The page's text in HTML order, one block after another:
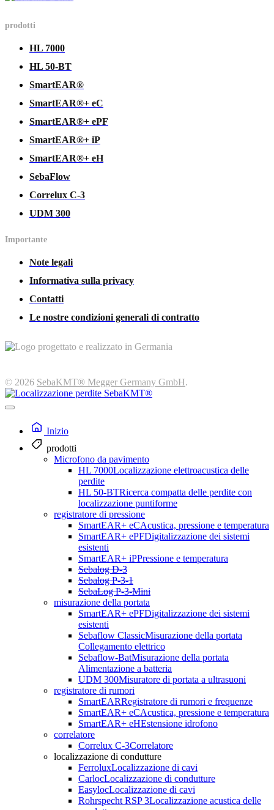
prodotti
HL 7000
HL 50-BT
SmartEAR®
SmartEAR®+ eC
SmartEAR®+ ePF
SmartEAR®+ iP
SmartEAR®+ eH
SebaFlow
Correlux C-3
UDM 300
Importante
Note legali
Informativa sulla privacy
Contatti
Le nostre condizioni generali di contratto
© 2026 SebaKMT® Megger Germany GmbH.
Inizio
prodotti
Microfono da pavimento
HL 7000Localizzazione elettroacustica delle
perdite
HL 50-BTRicerca compatta delle perdite con
localizzazione puntiforme
registratore di pressione
SmartEAR+ eCAcustica, pressione e temperatura
SmartEAR+ ePFDigitalizzazione dei sistemi
esistenti
SmartEAR+ iPPressione e temperatura
Sebalog D-3
Sebalog P-3-1
SebaLog P-3-Mini
misurazione della portata
SmartEAR+ ePFDigitalizzazione dei sistemi
esistenti
Sebaflow ClassicMisurazione della portata
Collegamento elettrico
Sebaflow-BatMisurazione della portata
Alimentazione a batteria
UDM 300Misuratore di portata a ultrasuoni
registratore di rumori
SmartEARRegistratore di rumori e frequenze
SmartEAR+ eCAcustica, pressione e temperatura
SmartEAR+ eHEstensione idrofono
correlatore
Correlux C-3Correlatore
localizzazione di condutture
FerroluxLocalizzazione di cavi
CarlocLocalizzazione di condutture
EasylocLocalizzazione di cavi
Rohrspecht RSP 3Localizzazione acustica delle